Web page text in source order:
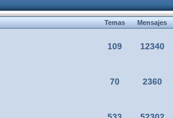
TemasMensajes
109 12340
70 2360